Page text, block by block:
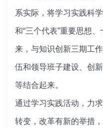
系实际，将学习实践科
和“三个代表”重要思想
来，与知识创新三期工
伍和领导班子建设、创
等结合起来。
通过学习实践活动，力
转变，改革有新的举措